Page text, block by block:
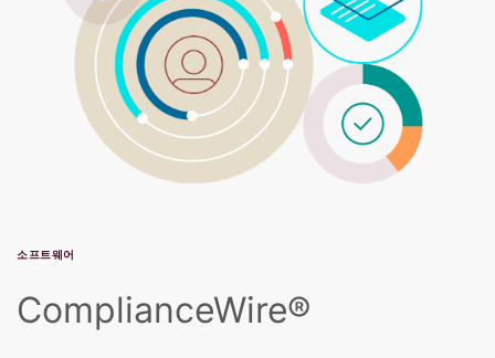
소프트웨어
ComplianceWire®